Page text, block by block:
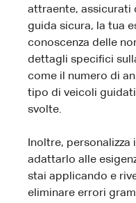
attraente, assicurati
guida sicura, la tua
conoscenza delle
dettagli specifici
come il numero di
tipo di veicoli
svolte.
Inoltre,
adattarlo alle
stai applicando e
eliminare errori